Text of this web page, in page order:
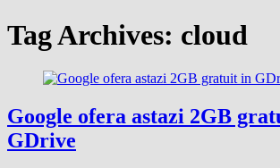
Tag Archives: cloud
Google ofera astazi 2GB
GDrive